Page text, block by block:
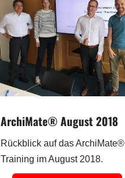
ArchiMate® August 2018
Rückblick auf das ArchiMate®
Training im August 2018.